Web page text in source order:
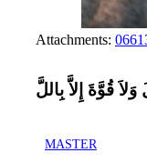
Attachments:
قُوَّةَ إِلاَّ بِاللَّ
MASTER